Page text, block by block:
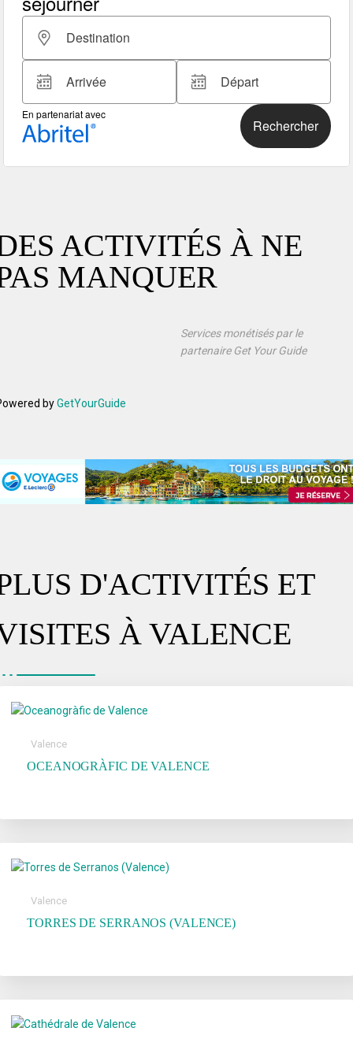
ACTIVITÉS À NE
MANQUER
Services monétisés par le
partenaire Get Your Guide
byGetYourGuide
D'ACTIVITÉS ET
À VALENCE
Valence
OCEANOGRÀFIC DE VALENCE
Valence
TORRES DE SERRANOS (VALENCE)